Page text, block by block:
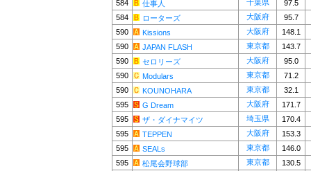
584
仕事人 千葉県
97.5
584
ローターズ 大阪府
95.7
590
Kissions 大阪府
148.1
590
JAPAN FLASH 東京都
143.7
590
セロリーズ 大阪府
95.0
590
Modulars 東京都
71.2
590
KOUNOHARA 東京都
32.1
595
G Dream 大阪府
171.7
595
ザ・ダイナマイツ 埼玉県
170.4
595
TEPPEN 大阪府
153.3
595
SEALs 東京都
146.0
595
松尾会野球部 東京都 130.5